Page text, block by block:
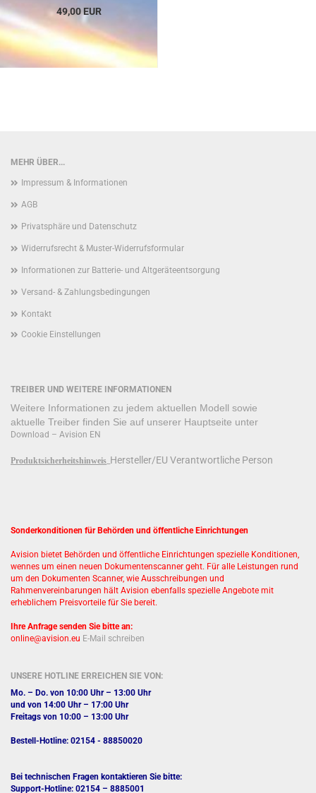
49,00 EUR
MEHR ÜBER...
Impressum & Informationen
AGB
Privatsphäre und Datenschutz
Widerrufsrecht & Muster-Widerrufsformular
Informationen zur Batterie- und Altgeräteentsorgung
Versand- & Zahlungsbedingungen
Kontakt
Cookie Einstellungen
TREIBER UND WEITERE INFORMATIONEN
Weitere Informationen zu jedem aktuellen Modell sowie
aktuelle Treiber finden Sie auf unserer Hauptseite unter
Download – Avision EN
Produktsicherheitshinweis Hersteller/EU Verantwortliche Person
Sonderkonditionen für Behörden und öffentliche Einrichtungen
Avision bietet Behörden und öffentliche Einrichtungen spezielle Konditionen,
wennes um einen neuen Dokumentenscanner geht. Für alle Leistungen rund
um den Dokumenten Scanner, wie Ausschreibungen und
Rahmenvereinbarungen hält Avision ebenfalls spezielle Angebote mit
erheblichem Preisvorteile für Sie bereit.
Ihre Anfrage senden Sie bitte an:
online@avision.eu E-Mail schreiben
UNSERE HOTLINE ERREICHEN SIE VON:
Mo. – Do. von 10:00 Uhr – 13:00 Uhr
und von 14:00 Uhr – 17:00 Uhr
Freitags von 10:00 – 13:00 Uhr
Bestell-Hotline: 02154 - 88850020
Bei technischen Fragen kontaktieren Sie bitte:
Support-Hotline: 02154 – 8885001